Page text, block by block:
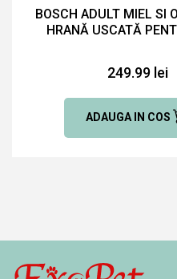
BOSCH ADULT MIEL SI
HRANĂ USCATĂ
249.99 lei
ADAUGA IN COS